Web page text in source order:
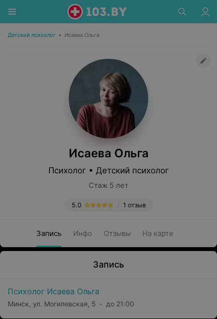
Детский психолог • Исаева Ольга
Исаева Ольга
Психолог • Детский психолог
Стаж 5 лет
1 отзыв
5.0
Запись Инфо Отзывы На карте
Запись
Психолог Исаева Ольга
Минск, ул. Могилевская, 5 до 21:00